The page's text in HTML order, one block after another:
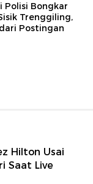
Polisi Bongkar
Trenggiling,
Postingan
Hilton Usai
Saat Live